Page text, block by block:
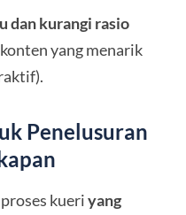
dan kurangi rasio
yang menarik
Penelusuran
kueriyang